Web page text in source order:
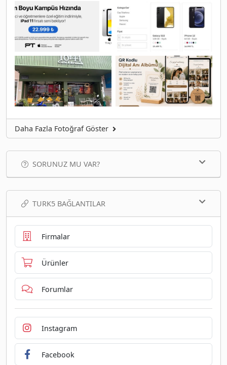
Daha Fazla Fotoğraf Göster
SORUNUZ MU VAR?
TURK5 BAĞLANTILAR
Firmalar
Ürünler
Forumlar
Instagram
Facebook